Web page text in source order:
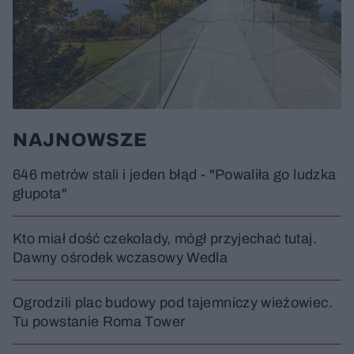
NAJNOWSZE
646 metrów stali i jeden błąd - "Powaliła go ludzka
głupota"
Kto miał dość czekolady, mógł przyjechać tutaj.
Dawny ośrodek wczasowy Wedla
Ogrodzili plac budowy pod tajemniczy wieżowiec.
Tu powstanie Roma Tower